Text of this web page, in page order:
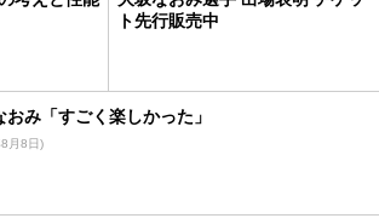
ト先行販売中
おみ「すごく楽しかった」
月8日)